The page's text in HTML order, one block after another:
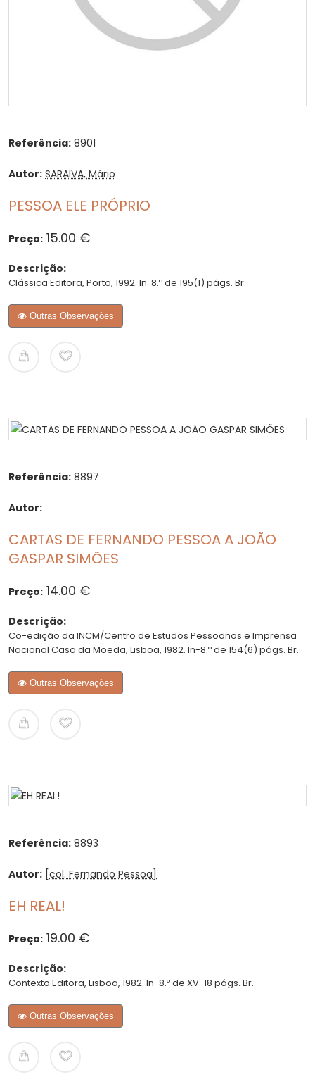
Referência: 8901
Autor: SARAIVA, Mário
PESSOA ELE PRÓPRIO
Preço: 15.00 €
Descrição:
Clássica Editora, Porto, 1992. In. 8.º de 195(1) págs. Br.
Outras Observações
Referência: 8897
Autor:
CARTAS DE FERNANDO PESSOA A JOÃO
GASPAR SIMÕES
Preço: 14.00 €
Descrição:
Co-edição da INCM/Centro de Estudos Pessoanos e Imprensa
Nacional Casa da Moeda, Lisboa, 1982. In-8.º de 154(6) págs. Br.
Outras Observações
Referência: 8893
Autor: [col. Fernando Pessoa]
EH REAL!
Preço: 19.00 €
Descrição:
Contexto Editora, Lisboa, 1982. In-8.º de XV-18 págs. Br.
Outras Observações